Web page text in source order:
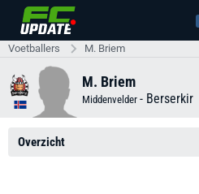
Voetballers M. Briem
M. Briem
Middenvelder - Berserkir
Overzicht